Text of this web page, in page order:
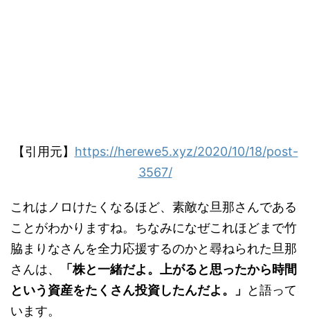
【引用元】 https://herewe5.xyz/2020/10/18/post-
3567/
これはノロけたくなるほど、素敵な旦那さんである
ことがわかりますね。ちなみになぜこれほどまで竹
脇まりなさんを全力応援するのかと尋ねられた旦那
さんは、
「株と一緒だよ。上がると思ったから時間
という資産をたくさん投資したんだよ。」
と語って
います。